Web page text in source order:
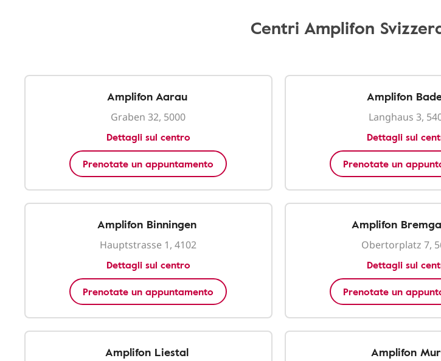
Centri Amplifon
Amplifon Aarau
Graben 32, 5000
Dettagli sul centro
Prenotate un appuntamento
Amplifon
Langhaus 3,
Dettagli sul
Prenotate un
Amplifon Binningen
Hauptstrasse 1, 4102
Dettagli sul centro
Prenotate un appuntamento
Amplifon
Obertorplatz 7,
Dettagli sul
Prenotate un
Amplifon Liestal Amplifon